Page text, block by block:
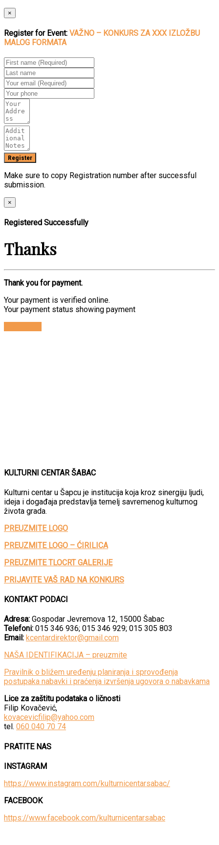
×
Register for Event: VAŽNO – KONKURS ZA XXX IZLOŽBU
MALOG FORMATA
Make sure to copy Registration number after successful
submission.
×
Registered Successfully
Thanks
Thank you for payment.
Your payment is verified online.
Your payment status showing payment
KULTURNI CENTAR ŠABAC
Kulturni centar u Šapcu je institucija koja kroz sinergiju ljudi,
ideja i događaja predstavlja temelj savremenog kulturnog
života grada.
PREUZMITE LOGO
PREUZMITE LOGO – ĆIRILICA
PREUZMITE TLOCRT GALERIJE
PRIJAVITE VAŠ RAD NA KONKURS
KONTAKT PODACI
Adresa: Gospodar Jevremova 12, 15000 Šabac
Telefoni: 015 346 936; 015 346 929; 015 305 803
Email: kcentardirektor@gmail.com
NAŠA IDENTIFIKACIJA – preuzmite
Pravilnik o bližem uređenju planiranja i sprovođenja
postupaka nabavki i praćenja izvršenja ugovora o nabavkama
Lice za zaštitu podataka o ličnosti
Filip Kovačević,
kovacevicfilip@yahoo.com
tel. 060 040 70 74
PRATITE NAS
INSTAGRAM
https://www.instagram.com/kulturnicentarsabac/
FACEBOOK
https://www.facebook.com/kulturnicentarsabac